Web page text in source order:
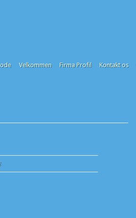
Velkommen Firma Profil Kontakt os